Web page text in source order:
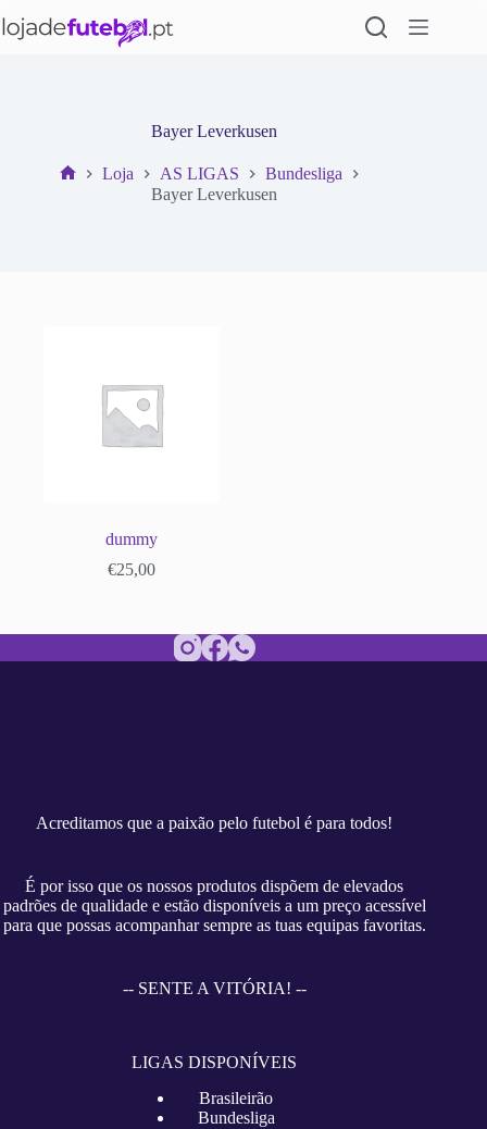
para
Bayer Leverkusen
Loja AS LIGAS
Bundesliga
Bayer Leverkusen
dummy
€25,00
Acreditamos que a paixão pelo futebol é para todos!
É por isso que os nossos produtos dispõem de elevados
padrões de qualidade e estão disponíveis a um preço acessível
para que possas acompanhar sempre as tuas equipas favoritas.
-- SENTE A VITÓRIA! --
LIGAS DISPONÍVEIS
Brasileirão
Bundesliga